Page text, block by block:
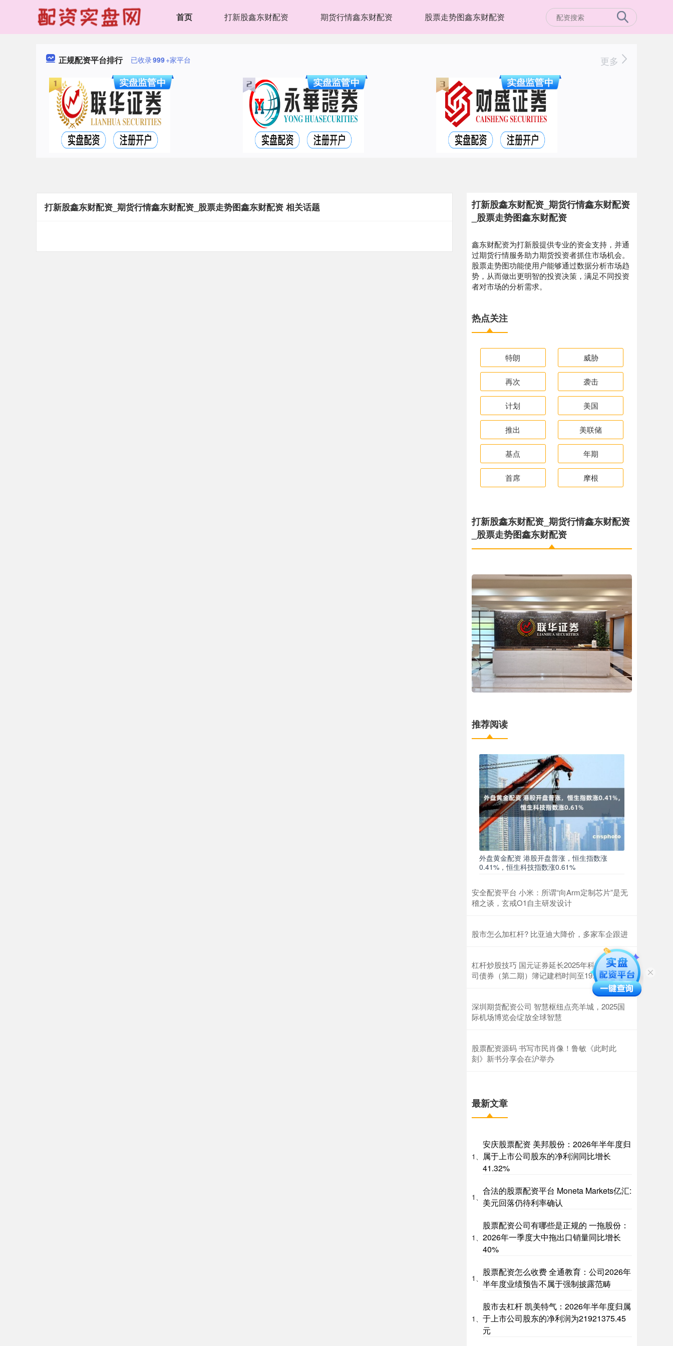
首页 打新股鑫东财配资 期货行情鑫东财配资 股票走势图鑫东财配资
正规配资平台排行 已收录999+家平台 更多
打新股鑫东财配资_期货行情鑫东财配资_股票走势图鑫东财配资 相关话题
打新股鑫东财配资_期货行情鑫东财配资
_股票走势图鑫东财配资
鑫东财配资为打新股提供专业的资金支持，并通
过期货行情服务助力期货投资者抓住市场机会。
股票走势图功能使用户能够通过数据分析市场趋
势，从而做出更明智的投资决策，满足不同投资
者对市场的分析需求。
热点关注
特朗 威胁
再次 袭击
计划 美国
推出 美联储
基点 年期
首席 摩根
打新股鑫东财配资_期货行情鑫东财配资
_股票走势图鑫东财配资
推荐阅读
外盘黄金配资 港股开盘普涨，恒生指数涨
0.41%，恒生科技指数涨0.61%
安全配资平台 小米：所谓“向Arm定制芯片”是无
稽之谈，玄戒O1自主研发设计
股市怎么加杠杆? 比亚迪大降价，多家车企跟进
杠杆炒股技巧 国元证券延长2025年科技创新公
司债券（第二期）簿记建档时间至19:00
深圳期货配资公司 智慧枢纽点亮羊城，2025国
际机场博览会绽放全球智慧
股票配资源码 书写市民肖像！鲁敏《此时此
刻》新书分享会在沪举办
最新文章
1、
安庆股票配资 美邦股份：2026年半年度归
属于上市公司股东的净利润同比增长
41.32%
1、
合法的股票配资平台 Moneta Markets亿汇:
美元回落仍待利率确认
1、
股票配资公司有哪些是正规的 一拖股份：
2026年一季度大中拖出口销量同比增长
40%
1、
股票配资怎么收费 全通教育：公司2026年
半年度业绩预告不属于强制披露范畴
1、
股市去杠杆 凯美特气：2026年半年度归属
于上市公司股东的净利润为21921375.45
元